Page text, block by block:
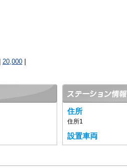
20,000
住所
住所1
設置車両